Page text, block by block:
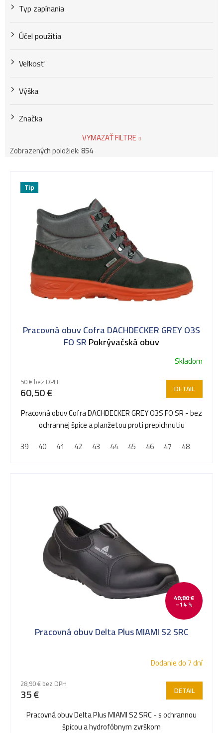
Typ zapínania
Účel použitia
Veľkosť
Výška
Značka
VYMAZAŤ FILTRE
Zobrazených položiek:854
Tip
Pracovná obuv Cofra DACHDECKER GREY O3S
FO SRPokrývačská obuv
Skladom
50 € bez DPH
60,50 € DETAIL
Pracovná obuv Cofra DACHDECKER GREY O3S FO SR - bez
ochrannej špice a planžetou proti prepichnutiu
39
40 41 42 43 44 45 46 47 48
40,80 €
–14 %
Pracovná obuv Delta Plus MIAMI S2 SRC
Dodanie do 7 dní
28,90 € bez DPH
35 € DETAIL
Pracovná obuv Delta Plus MIAMI S2 SRC - s ochrannou
špicou a hydrofóbnym zvrškom